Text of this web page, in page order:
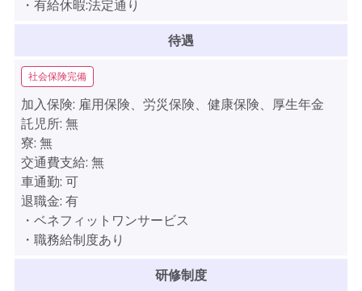
・有給休暇:法定通り
待遇
社会保険完備
加入保険: 雇用保険、労災保険、健康保険、厚生年金
託児所: 無
寮: 無
交通費支給: 無
車通勤: 可
退職金: 有
・ベネフィットワンサービス
・職務給制度あり
研修制度